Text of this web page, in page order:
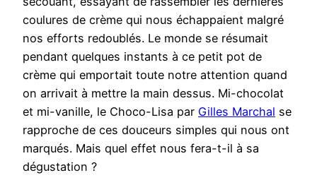
coulures de crème qui nous échappaient malgré
nos efforts redoublés. Le monde se résumait
pendant quelques instants à ce petit pot de
crème qui emportait toute notre attention quand
on arrivait à mettre la main dessus. Mi-chocolat
et mi-vanille, le Choco-Lisa par Gilles Marchal se
rapproche de ces douceurs simples qui nous ont
marqués. Mais quel effet nous fera-t-il à sa
dégustation ?